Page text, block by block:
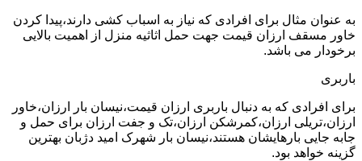
به عنوان مثال برای افرادی که نیاز به اسباب کشی دارند،پیدا کردن
خاور مسقف ارزان قیمت جهت حمل اثاثیه منزل از اهمیت بالایی
برخودار می باشد.
باربری
برای افرادی که به دنبال باربری ارزان قیمت،نیسان بار ارزان،خاور
ارزان،تریلی ارزان،کمرشکن ارزان،تک و جفت ارزان برای حمل و
جابه جایی بارهایشان هستند،نیسان بار شهرک امید دژبان بهترین
گزینه خواهد بود.